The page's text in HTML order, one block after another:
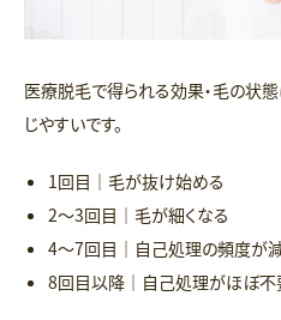
医療脱毛で得られる効果・毛の状
じやすいです。
1回目｜毛が抜け始める
2〜3回目｜毛が細くなる
4〜7回目｜自己処理の頻度が
8回目以降｜自己処理がほぼ不